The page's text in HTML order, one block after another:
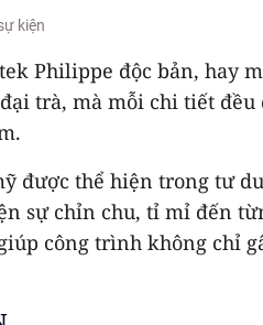
kiện
Philippe độc bản, hay
trà, mà mỗi chi tiết đều
được thể hiện trong tư
sự chỉn chu, tỉ mỉ đến
công trình không chỉ